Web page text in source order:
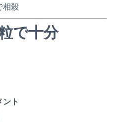
相殺
で十分
ント